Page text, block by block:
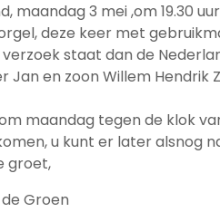
maandag 3 mei ,om 19.30
deze keer met
staat dan de
Jan en zoon Willem
maandag tegen de klok
u kunt er later alsnog
groet,
Groen